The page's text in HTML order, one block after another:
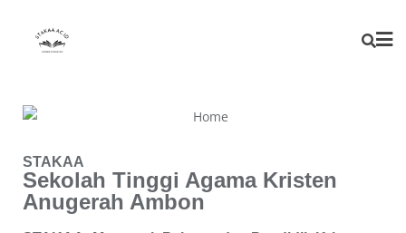
STAKAA
Sekolah Tinggi Agama Kristen
Anugerah Ambon